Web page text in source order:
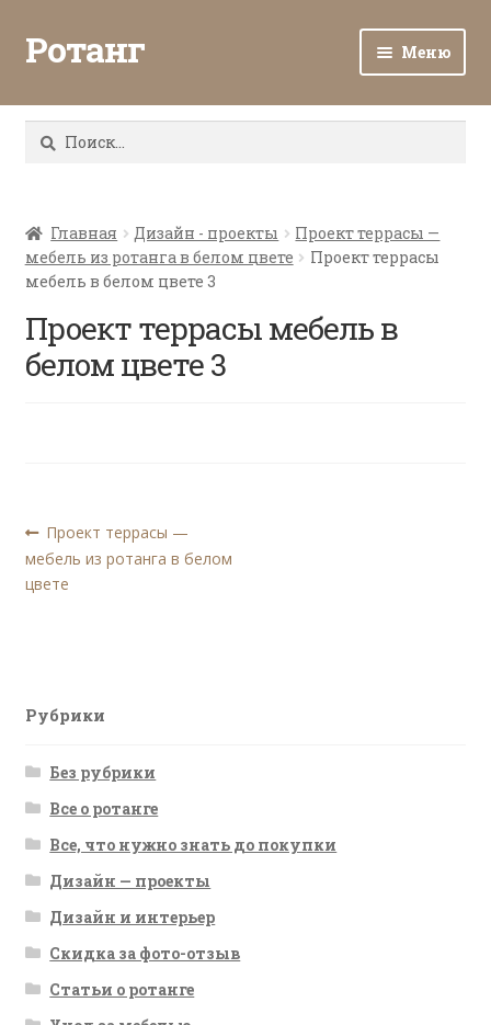
Ротанг Меню
Каталог
Все о ротанге
Ротанг оптом
Найти:
Главная Дизайн - проекты
Проект террасы —
мебель из ротанга в белом цвете
Проект террасы
мебель в белом цвете 3
Проект террасы мебель в
белом цвете 3
Навигация
по
Предыдущая
запись:
Проект террасы —
мебель из ротанга в белом
цвете
Рубрики
Без рубрики
Все о ротанге
Все, что нужно знать до покупки
Дизайн — проекты
Дизайн и интерьер
Скидка за фото-отзыв
Статьи о ротанге